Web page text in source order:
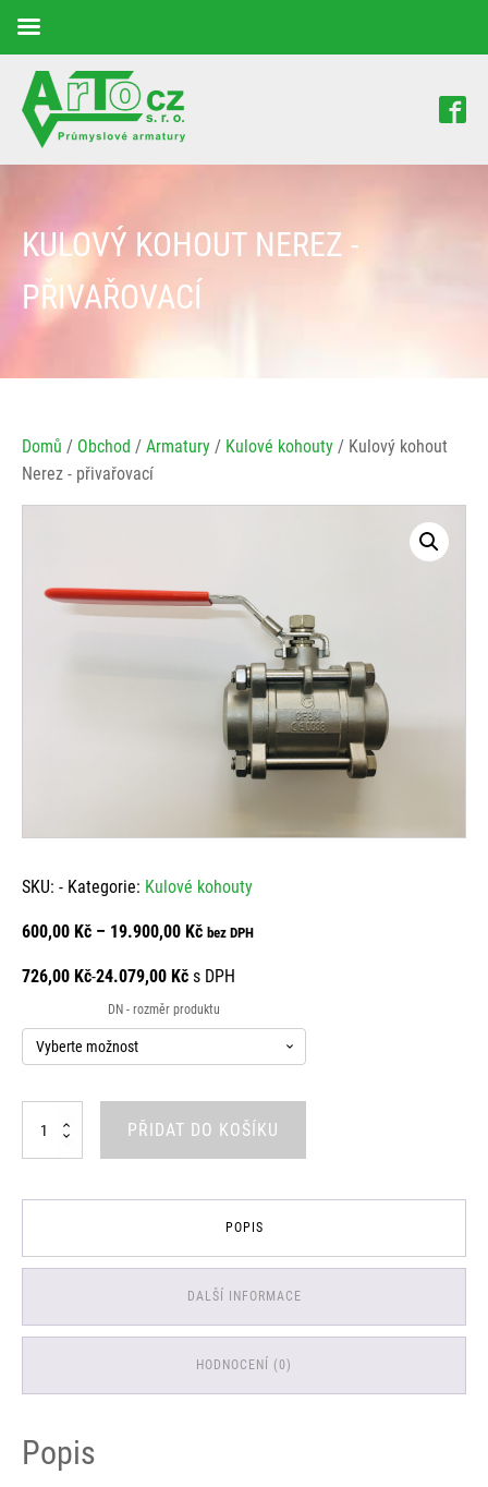
KULOVÝ KOHOUT NEREZ -
PŘIVAŘOVACÍ
Domů / Obchod / Armatury / Kulové kohouty / Kulový kohout
Nerez - přivařovací
SKU: - Kategorie: Kulové kohouty
600,00 Kč – 19.900,00 KčRozpětí
600,00 Kč
až
19.900,00 Kč
bez DPH
726,00 Kč-24.079,00 Kč s DPH
DN - rozměr produktu
kohout
Nerez
přivařovací
PŘIDAT DO KOŠÍKU
POPIS
DALŠÍ INFORMACE
HODNOCENÍ (0)
Popis